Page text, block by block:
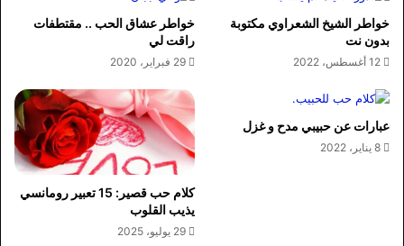
خواطر الشيخ الشعراوي مكتوبة
بدون نت
12 أغسطس، 2022
خواطر عشاق الحب .. مقتطفات
راقت لي
29 فبراير، 2020
عبارات عن حبيبي مدح و غزل
8 يناير، 2022
كلام حب قصير: 15 تعبير رومانسي
يذيب القلوب
29 يوليو، 2025